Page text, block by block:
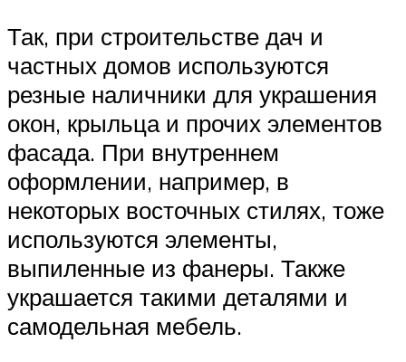
Так, при строительстве дач и
частных домов используются
резные наличники для украшения
окон, крыльца и прочих элементов
фасада. При внутреннем
оформлении, например, в
некоторых восточных стилях, тоже
используются элементы,
выпиленные из фанеры. Также
украшается такими деталями и
самодельная мебель.